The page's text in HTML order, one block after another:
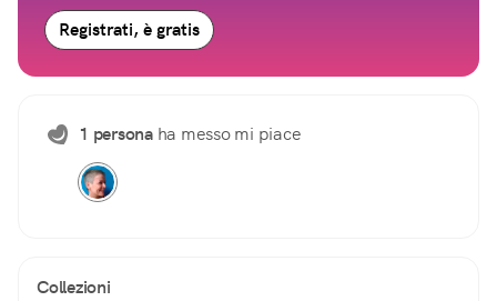
Registrati, è gratis
1 personaha messo mi piace
Collezioni